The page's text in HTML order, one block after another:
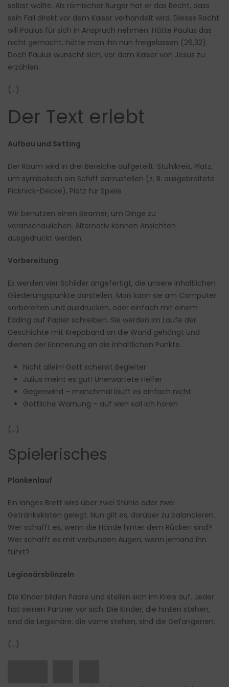
selbst wollte. Als römischer Bürger hat er das Recht, dass
sein Fall direkt vor dem Kaiser verhandelt wird. Dieses Recht
will Paulus für sich in Anspruch nehmen. Hätte Paulus das
nicht gemacht, hätte man ihn nun freigelassen (26,32).
Doch Paulus wünscht sich, vor dem Kaiser von Jesus zu
erzählen.
(…)
Der Text erlebt
Aufbau und Setting
Der Raum wird in drei Bereiche aufgeteilt: Stuhlkreis, Platz,
um symbolisch ein Schiff darzustellen (z. B. ausgebreitete
Picknick-Decke), Platz für Spiele
Wir benutzen einen Beamer, um Dinge zu
veranschaulichen. Alternativ können Ansichten
ausgedruckt werden.
Vorbereitung
Es werden vier Schilder angefertigt, die unsere inhaltlichen
Gliederungspunkte darstellen. Man kann sie am Computer
vorbereiten und ausdrucken, oder einfach mit einem
Edding auf Papier schreiben. Sie werden im Laufe der
Geschichte mit Kreppband an die Wand gehängt und
dienen der Erinnerung an die inhaltlichen Punkte.
Nicht allein! Gott schenkt Begleiter
Julius meint es gut! Unerwartete Helfer
Gegenwind – manchmal läuft es einfach nicht
Göttliche Warnung – auf wen soll ich hören
(…)
Spielerisches
Plankenlauf
Ein langes Brett wird über zwei Stühle oder zwei
Getränkekisten gelegt. Nun gilt es, darüber zu balancieren.
Wer schafft es, wenn die Hände hinter dem Rücken sind?
Wer schafft es mit verbunden Augen, wenn jemand ihn
führt?
Legionärsblinzeln
Die Kinder bilden Paare und stellen sich im Kreis auf. Jeder
hat seinen Partner vor sich. Die Kinder, die hinten stehen,
sind die Legionäre, die vorne stehen, sind die Gefangenen.
(…)